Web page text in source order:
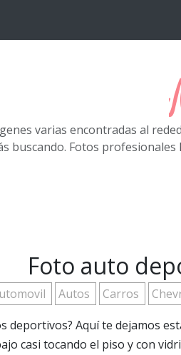
varias encontradas al
buscando. Fotos
Foto auto
Autos Carros
deportivos? Aquí te dejamos
casi tocando el piso y con